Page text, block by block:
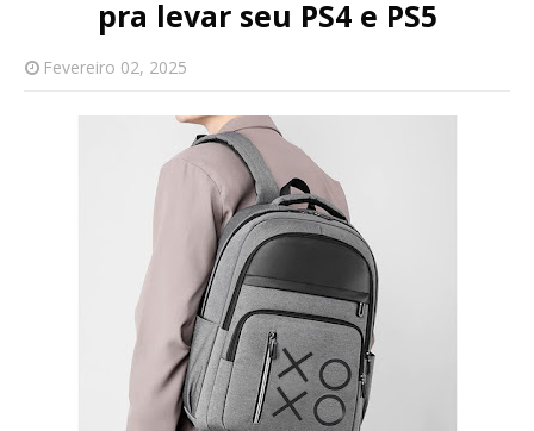
pra levar seu PS4 e PS5
Fevereiro 02, 2025